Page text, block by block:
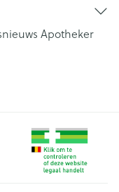
Apotheker